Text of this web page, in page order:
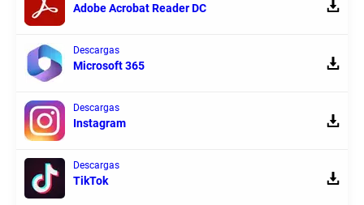
Adobe Acrobat Reader DC
Descargas
Microsoft 365
Descargas
Instagram
Descargas
TikTok